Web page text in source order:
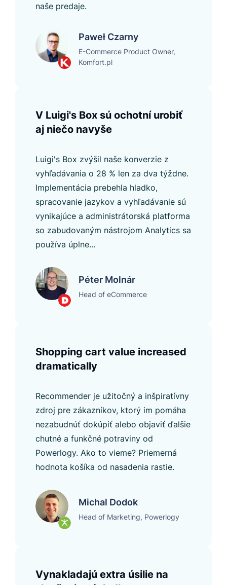
naše predaje.
Paweł Czarny
E-Commerce Product Owner,
Komfort.pl
V Luigi's Box sú ochotní urobiť
aj niečo navyše
Luigi's Box zvýšil naše konverzie z
vyhľadávania o 28 % len za dva týždne.
Implementácia prebehla hladko,
spracovanie jazykov a vyhľadávanie sú
vynikajúce a administrátorská platforma
so zabudovaným nástrojom Analytics sa
používa úplne...
Péter Molnár
Head of eCommerce
Shopping cart value increased
dramatically
Recommender je užitočný a inšpiratívny
zdroj pre zákazníkov, ktorý im pomáha
nezabudnúť dokúpiť alebo objaviť ďalšie
chutné a funkčné potraviny od
Powerlogy. Ako to vieme? Priemerná
hodnota košíka od nasadenia rastie.
Michal Dodok
Head of Marketing, Powerlogy
Vynakladajú extra úsilie na